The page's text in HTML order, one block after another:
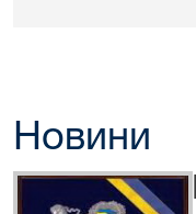
Новини